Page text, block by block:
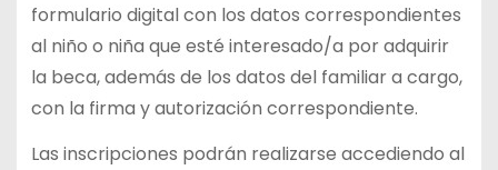
formulario digital con los datos correspondientes
al niño o niña que esté interesado/a por adquirir
la beca, además de los datos del familiar a cargo,
con la firma y autorización correspondiente.
Las inscripciones podrán realizarse accediendo al